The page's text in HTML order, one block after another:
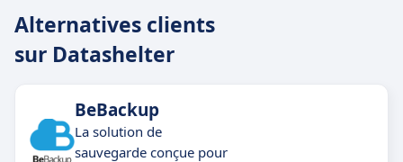
Alternatives clients
sur Datashelter
BeBackup
La solution de
sauvegarde conçue pour